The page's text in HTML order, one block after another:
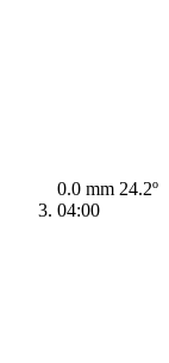
0.0 mm 24.2º
04:00